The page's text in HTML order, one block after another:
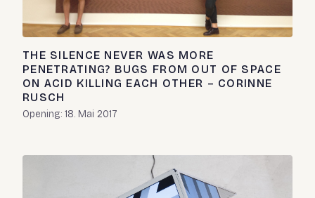
THE SILENCE NEVER WAS MORE
PENETRATING? BUGS FROM OUT OF SPACE
ON ACID KILLING EACH OTHER – CORINNE
RUSCH
Opening: 18. Mai 2017